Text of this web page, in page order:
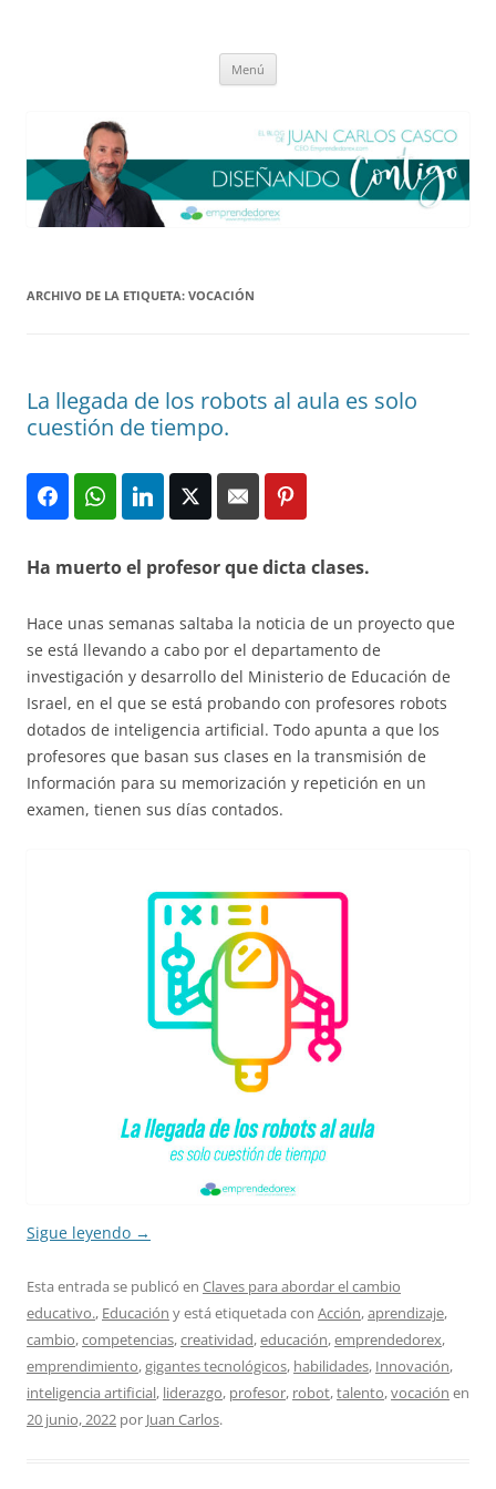
Menú
ARCHIVO DE LA ETIQUETA: VOCACIÓN
La llegada de los robots al aula es solo
cuestión de tiempo.
Ha muerto el profesor que dicta clases.
Hace unas semanas saltaba la noticia de un proyecto que
se está llevando a cabo por el departamento de
investigación y desarrollo del Ministerio de Educación de
Israel, en el que se está probando con profesores robots
dotados de inteligencia artificial. Todo apunta a que los
profesores que basan sus clases en la transmisión de
Información para su memorización y repetición en un
examen, tienen sus días contados.
Sigue leyendo →
Esta entrada se publicó en Claves para abordar el cambio
educativo., Educación y está etiquetada con Acción,aprendizaje,
cambio,competencias,creatividad,educación,emprendedorex,
emprendimiento,gigantes tecnológicos, habilidades, Innovación,
inteligencia artificial, liderazgo, profesor, robot,talento,vocación en
20 junio, 2022 por Juan Carlos.